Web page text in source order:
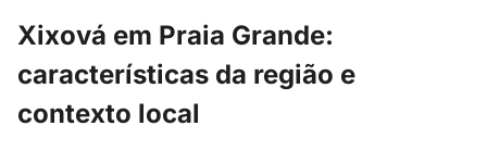
Xixová em Praia Grande:
características da região e
contexto local